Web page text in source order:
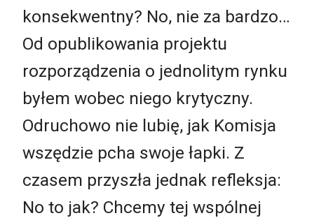
konsekwentny? No, nie za bardzo…
Od opublikowania projektu
rozporządzenia o jednolitym rynku
byłem wobec niego krytyczny.
Odruchowo nie lubię, jak Komisja
wszędzie pcha swoje łapki. Z
czasem przyszła jednak refleksja:
No to jak? Chcemy tej wspólnej